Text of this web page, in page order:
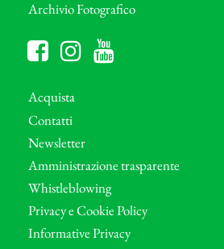
Archivio Fotografico
Acquista
Contatti
Newsletter
Amministrazione trasparente
Whistleblowing
Privacy e Cookie Policy
Informative Privacy